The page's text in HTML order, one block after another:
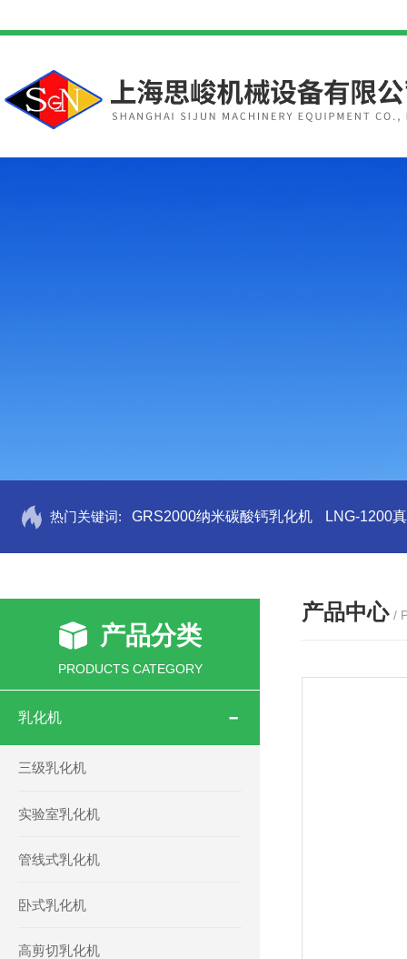
热门关键词: GRS2000纳米碳酸钙乳化机 LNG-1200
产品分类
PRODUCTS CATEGORY
乳化机
三级乳化机
实验室乳化机
管线式乳化机
卧式乳化机
高剪切乳化机
产品中心 /